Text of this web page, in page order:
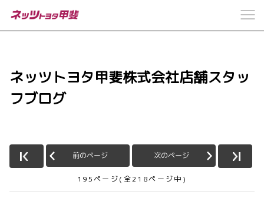
ネッツトヨタ甲斐株式会社店舗スタッ
フブログ
前のページ 次のページ
195ページ(全218ページ中)